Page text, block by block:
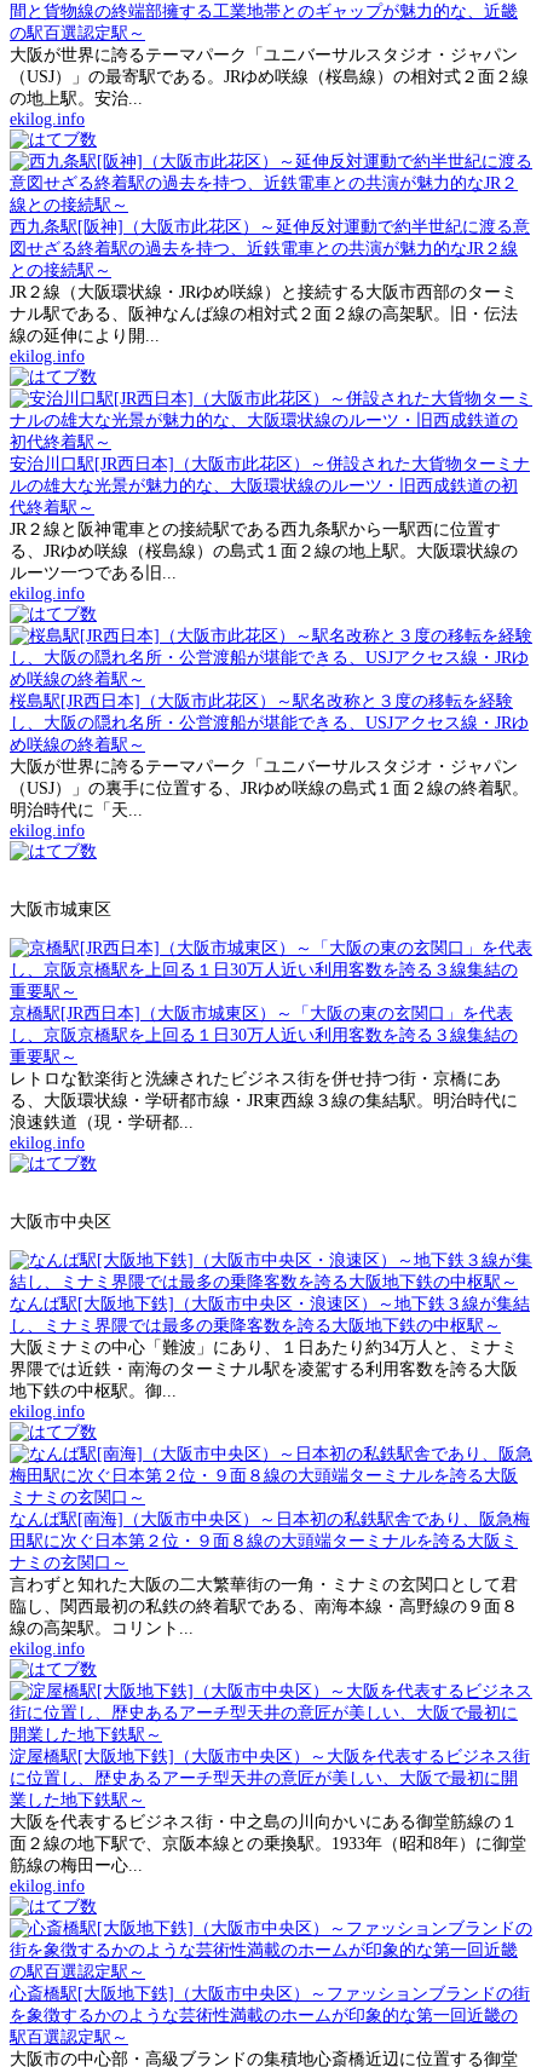
間と貨物線の終端部擁する工業地帯とのギャップが魅力的な、近畿
の駅百選認定駅～
大阪が世界に誇るテーマパーク「ユニバーサルスタジオ・ジャパン
（USJ）」の最寄駅である。JRゆめ咲線（桜島線）の相対式２面２線
の地上駅。安治...
ekilog.info
西九条駅[阪神]（大阪市此花区）～延伸反対運動で約半世紀に渡る意
図せざる終着駅の過去を持つ、近鉄電車との共演が魅力的なJR２線
との接続駅～
JR２線（大阪環状線・JRゆめ咲線）と接続する大阪市西部のターミ
ナル駅である、阪神なんば線の相対式２面２線の高架駅。旧・伝法
線の延伸により開...
ekilog.info
安治川口駅[JR西日本]（大阪市此花区）～併設された大貨物ターミナ
ルの雄大な光景が魅力的な、大阪環状線のルーツ・旧西成鉄道の初
代終着駅～
JR２線と阪神電車との接続駅である西九条駅から一駅西に位置す
る、JRゆめ咲線（桜島線）の島式１面２線の地上駅。大阪環状線の
ルーツ一つである旧...
ekilog.info
桜島駅[JR西日本]（大阪市此花区）～駅名改称と３度の移転を経験
し、大阪の隠れ名所・公営渡船が堪能できる、USJアクセス線・JRゆ
め咲線の終着駅～
大阪が世界に誇るテーマパーク「ユニバーサルスタジオ・ジャパン
（USJ）」の裏手に位置する、JRゆめ咲線の島式１面２線の終着駅。
明治時代に「天...
ekilog.info
大阪市城東区
京橋駅[JR西日本]（大阪市城東区）～「大阪の東の玄関口」を代表
し、京阪京橋駅を上回る１日30万人近い利用客数を誇る３線集結の
重要駅～
レトロな歓楽街と洗練されたビジネス街を併せ持つ街・京橋にあ
る、大阪環状線・学研都市線・JR東西線３線の集結駅。明治時代に
浪速鉄道（現・学研都...
ekilog.info
大阪市中央区
なんば駅[大阪地下鉄]（大阪市中央区・浪速区）～地下鉄３線が集結
し、ミナミ界隈では最多の乗降客数を誇る大阪地下鉄の中枢駅～
大阪ミナミの中心「難波」にあり、１日あたり約34万人と、ミナミ
界隈では近鉄・南海のターミナル駅を凌駕する利用客数を誇る大阪
地下鉄の中枢駅。御...
ekilog.info
なんば駅[南海]（大阪市中央区）～日本初の私鉄駅舎であり、阪急梅
田駅に次ぐ日本第２位・９面８線の大頭端ターミナルを誇る大阪ミ
ナミの玄関口～
言わずと知れた大阪の二大繁華街の一角・ミナミの玄関口として君
臨し、関西最初の私鉄の終着駅である、南海本線・高野線の９面８
線の高架駅。コリント...
ekilog.info
淀屋橋駅[大阪地下鉄]（大阪市中央区）～大阪を代表するビジネス街
に位置し、歴史あるアーチ型天井の意匠が美しい、大阪で最初に開
業した地下鉄駅～
大阪を代表するビジネス街・中之島の川向かいにある御堂筋線の１
面２線の地下駅で、京阪本線との乗換駅。1933年（昭和8年）に御堂
筋線の梅田ー心...
ekilog.info
心斎橋駅[大阪地下鉄]（大阪市中央区）～ファッションブランドの街
を象徴するかのような芸術性満載のホームが印象的な第一回近畿の
駅百選認定駅～
大阪市の中心部・高級ブランドの集積地心斎橋近辺に位置する御堂